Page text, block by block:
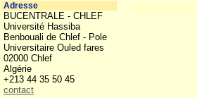
Adresse
BUCENTRALE - CHLEF
Université Hassiba
Benbouali de Chlef - Pole
Universitaire Ouled fares
02000 Chlef
Algérie
+213 44 35 50 45
contact